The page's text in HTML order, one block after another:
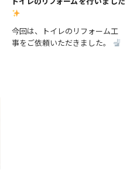
今回は、トイレのリフォーム工
事をご依頼いただきました。